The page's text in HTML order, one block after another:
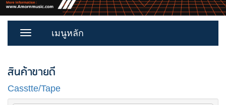
Toggle
เมนูหลัก
สินค้าขายดี
Casstte/Tape